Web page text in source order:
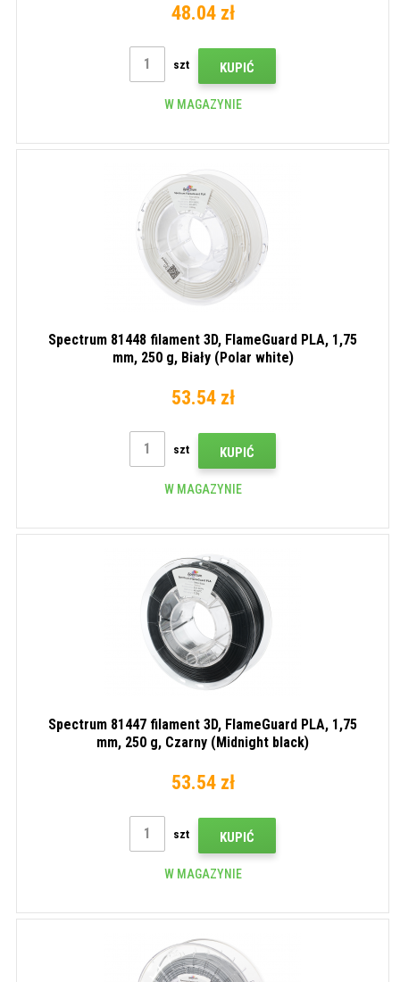
48.04 zł
szt KUPIĆ
W MAGAZYNIE
Spectrum 81448 filament 3D, FlameGuard PLA, 1,75
mm, 250 g, Biały (Polar white)
53.54 zł
szt KUPIĆ
W MAGAZYNIE
Spectrum 81447 filament 3D, FlameGuard PLA, 1,75
mm, 250 g, Czarny (Midnight black)
53.54 zł
szt KUPIĆ
W MAGAZYNIE